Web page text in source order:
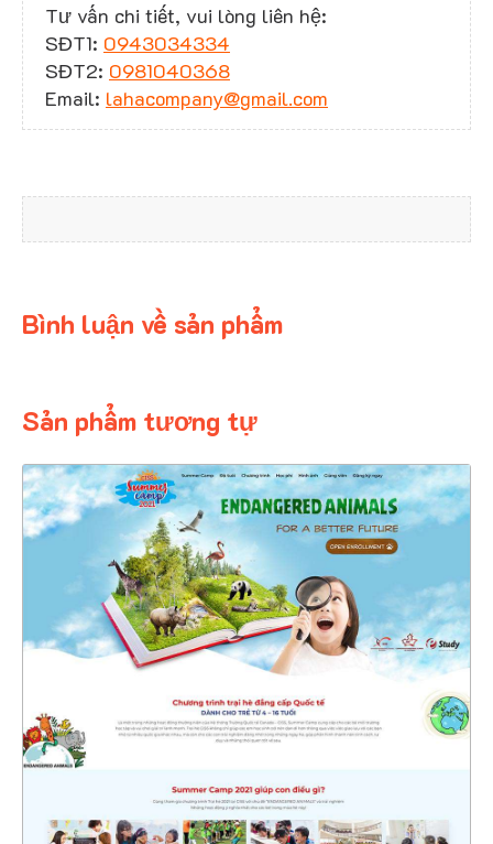
Tư vấn chi tiết, vui lòng liên hệ:
SĐT1: 0943034334
SĐT2: 0981040368
Email: lahacompany@gmail.com
Bình luận về sản phẩm
Sản phẩm tương tự
4729
CHI TIẾT